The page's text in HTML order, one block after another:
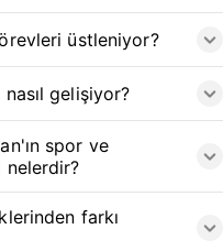
üstleniyor?
gelişiyor?
spor ve
nelerdir?
farkı